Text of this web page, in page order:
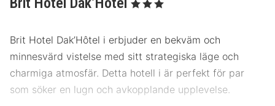
, 3 Stjärnor
Brit Hotel Dak’Hôtel i erbjuder en bekväm och
minnesvärd vistelse med sitt strategiska läge och
charmiga atmosfär. Detta hotell i är perfekt för par
som söker en lugn och avkopplande upplevelse.